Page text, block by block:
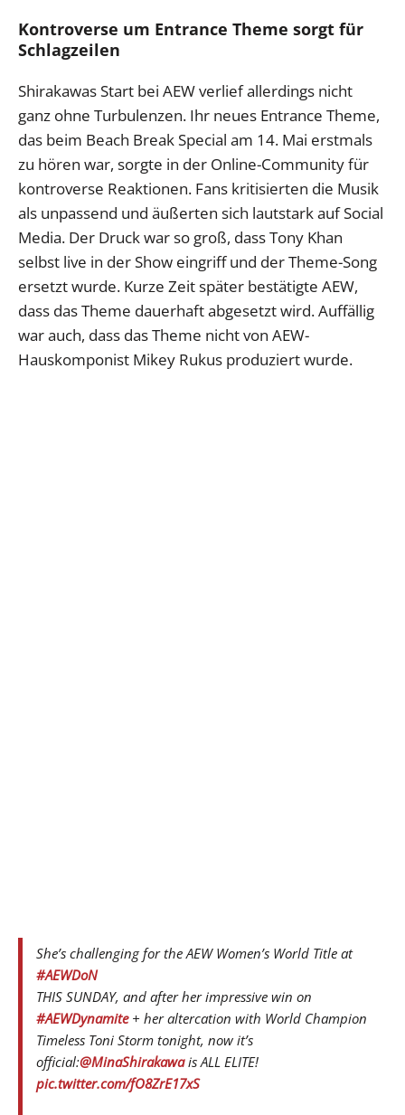
Kontroverse um Entrance Theme sorgt für
Schlagzeilen
Shirakawas Start bei AEW verlief allerdings nicht
ganz ohne Turbulenzen. Ihr neues Entrance Theme,
das beim Beach Break Special am 14. Mai erstmals
zu hören war, sorgte in der Online-Community für
kontroverse Reaktionen. Fans kritisierten die Musik
als unpassend und äußerten sich lautstark auf Social
Media. Der Druck war so groß, dass Tony Khan
selbst live in der Show eingriff und der Theme-Song
ersetzt wurde. Kurze Zeit später bestätigte AEW,
dass das Theme dauerhaft abgesetzt wird. Auffällig
war auch, dass das Theme nicht von AEW-
Hauskomponist Mikey Rukus produziert wurde.
She’s challenging for the AEW Women’s World Title at
#AEWDoN
THIS SUNDAY, and after her impressive win on
#AEWDynamite+ her altercation with World Champion
Timeless Toni Storm tonight, now it’s
official:@MinaShirakawais ALL ELITE!
pic.twitter.com/fO8ZrE17xS